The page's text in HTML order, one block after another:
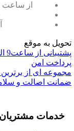
از ساعت ۹ صبح الی ۹ شب پاسخگوی شما هستیم.
تحویل به موقع
پشتیبانی از ساعت9 الی 21
پرداخت امن
مجموعه ای از برترین
ضمانت اصالت و
خدمات مشتریان